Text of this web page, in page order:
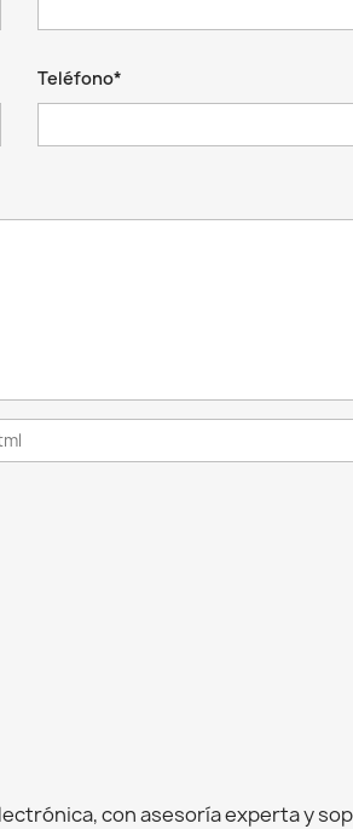
Teléfono*
con asesoría experta y